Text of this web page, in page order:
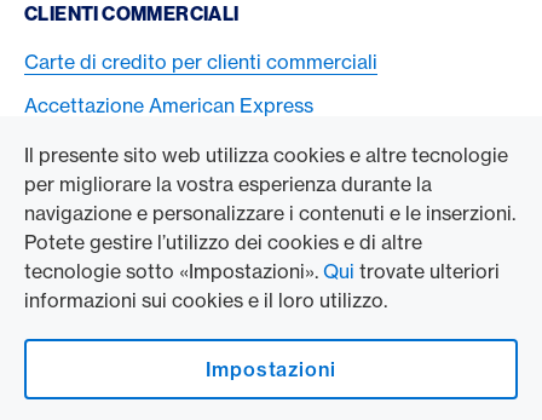
Il presente sito web utilizza cookies e altre tecnologie
per migliorare la vostra esperienza durante la
navigazione e personalizzare i contenuti e le inserzioni.
Potete gestire l’utilizzo dei cookies e di altre
tecnologie sotto «Impostazioni». Qui trovate ulteriori
informazioni sui cookies e il loro utilizzo.
Impostazioni
CLIENTI COMMERCIALI
Carte di credito per clienti commerciali
Accettazione American Express
L’AZIENDA
Swisscard AECS GmbH
American Express Globale
Contact & Social channels
American Express on Facebook
American Express Switzerland on Instagram